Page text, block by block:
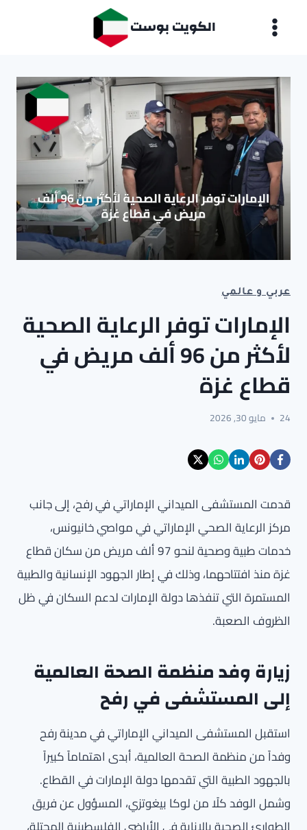
الكويت بوست
عربي و عالمي
الإمارات توفر الرعاية الصحية
لأكثر من 96 ألف مريض في
قطاع غزة
24 مايو 30, 2026
قدمت المستشفى الميداني الإماراتي في رفح، إلى جانب
مركز الرعاية الصحي الإماراتي في مواصي خانيونس،
خدمات طبية وصحية لنحو 97 ألف مريض من سكان قطاع
غزة منذ افتتاحهما، وذلك في إطار الجهود الإنسانية والطبية
المستمرة التي تنفذها دولة الإمارات لدعم السكان في ظل
الظروف الصعبة.
زيارة وفد منظمة الصحة العالمية
إلى المستشفى في رفح
استقبل المستشفى الميداني الإماراتي في مدينة رفح
وفداً من منظمة الصحة العالمية، أبدى اهتماماً كبيراً
بالجهود الطبية التي تقدمها دولة الإمارات في القطاع.
وشمل الوفد كلًا من لوكا بيغوتزي، المسؤول عن فريق